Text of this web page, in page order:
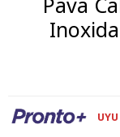
UYU